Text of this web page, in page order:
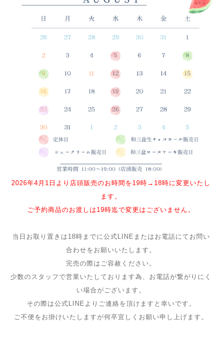
2026年4月1日より店頭販売のお時間を19時→18時に変更いたし
ます。
ご予約商品のお渡しは19時迄で変更はございません。
当日お取り置きは18時までに公式LINEまたはお電話にてお問い
合わせをお願いいたします。
完売の際はご容赦ください。
少数のスタッフで営業いたしております為、お電話が繋がりにく
い場合がございます。
その際は公式LINEよりご連絡を頂けますと幸いです。
ご不便をお掛けいたしますが何卒宜しくお願い申し上げます。